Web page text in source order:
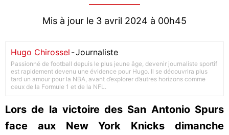
Mis à jour le 3 avril 2024 à 00h45
Hugo Chirossel -Journaliste
Passionné de football depuis le plus jeune âge, devenir journaliste sportif
est rapidement devenu une évidence pour Hugo. Il se découvrira plus
tard un amour pour la NBA, avant d’explorer d’autres horizons comme
ceux de la Formule 1 et de la NFL.
Lors de la victoire des San Antonio Spurs
face aux New York Knicks dimanche